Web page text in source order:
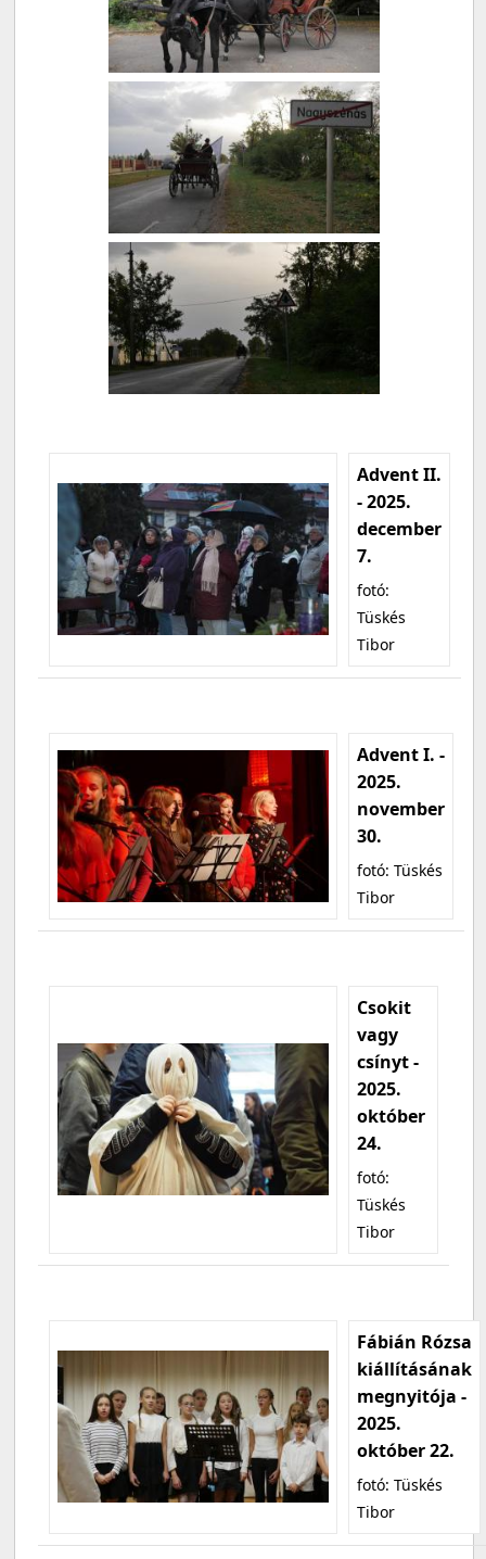
Advent II.
- 2025.
december
7.
fotó:
Tüskés
Tibor
Advent I. -
2025.
november
30.
fotó: Tüskés
Tibor
Csokit
vagy
csínyt -
2025.
október
24.
fotó:
Tüskés
Tibor
Fábián Rózsa
kiállításának
megnyitója -
2025.
október 22.
fotó: Tüskés
Tibor